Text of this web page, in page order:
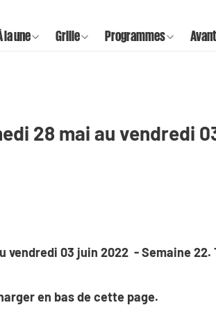
la une Grille Programmes
28 mai au vendredi
vendredi 03 juin 2022 - Semaine
en bas de cette page.